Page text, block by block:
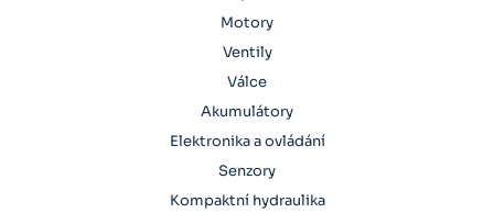
Motory
Ventily
Válce
Akumulátory
Elektronika a ovládání
Senzory
Kompaktní hydraulika